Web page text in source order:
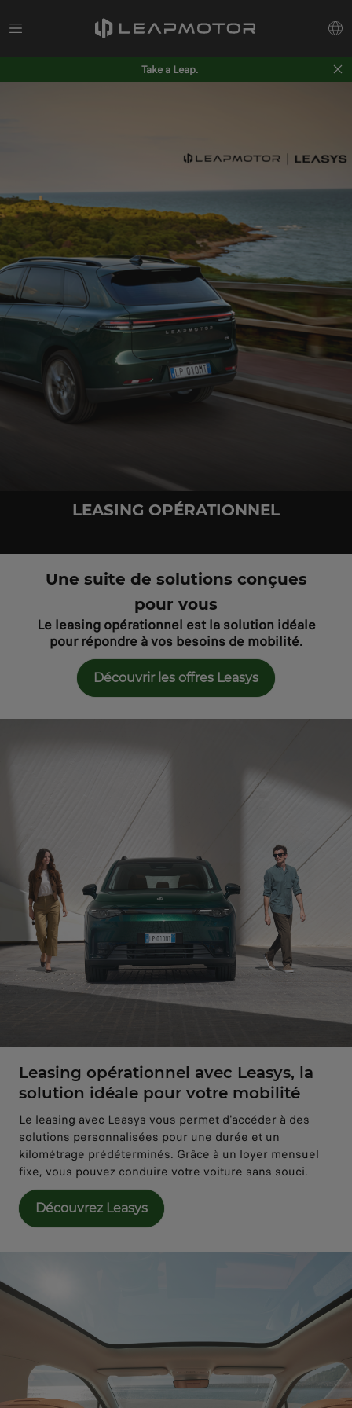
Take a Leap.
LEASING OPÉRATIONNEL
Une suite de solutions conçues
pour vous
Le leasing opérationnel est la solution idéale
pour répondre à vos besoins de mobilité.
Découvrir les offres Leasys
Leasing opérationnel avec Leasys, la
solution idéale pour votre mobilité
Le leasing avec Leasys vous permet d'accéder à des
solutions personnalisées pour une durée et un
kilométrage prédéterminés. Grâce à un loyer mensuel
fixe, vous pouvez conduire votre voiture sans souci.
Découvrez Leasys